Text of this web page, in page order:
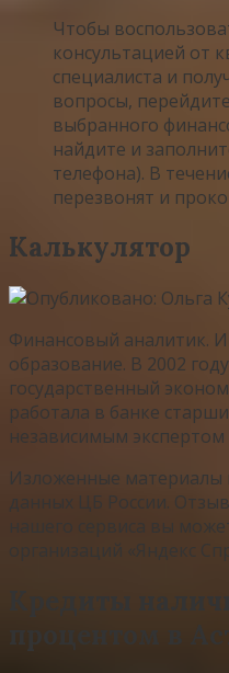
Чтобы
консультацией от
специалиста и
вопросы,
выбранного
найдите и
телефона). В
перезвонят и
Калькулятор
Финансовый аналитик.
образование. В 2002
государственный
работала в банке
независимым
Изложенные материалы
данных ЦБ России.
нашего сервиса вы
организаций «Яндекс
Кредиты